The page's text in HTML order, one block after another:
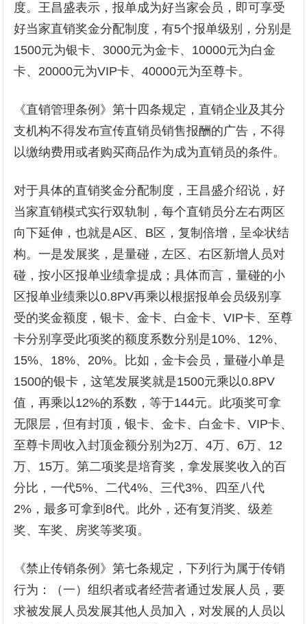
度。王昌盛表示，报单成为好当家会员，即可享受
好当家直销奖金分配制度，有5个报单级别，分别是
1500元为银卡、3000元为金卡、10000元为白金
卡、20000元为VIP卡、40000元为至尊卡。
《直销管理条例》第十四条规定，直销企业及其分
支机构不得发布宣传直销员销售报酬的广告，不得
以缴纳费用或者购买商品作为成为直销员的条件。
对于具体的直销奖金分配制度，王昌盛介绍说，好
当家直销模式实行双轨制，每个直销员分左右两区
向下延伸，也就是A区、B区，复制倍增，呈伞状结
构。一是发展奖，是量碰，左区、右区新增人员对
碰，按小区报单业绩拿提成；具体而言，量碰的小
区报单业绩乘以0.8PV再乘以根据报单会员级别享
受的奖金额度，银卡、金卡、白金卡、VIP卡、至尊
卡分别享受此项奖的额度系数分别是10%、12%、
15%、18%、20%。比如，金卡会员，量碰小单是
1500的银卡，这笔发展奖就是1500元乘以0.8PV
值，再乘以12%的系数，等于144元。此项奖可拿
无限层，但有封顶，银卡、金卡、白金卡、VIP卡、
至尊卡周收入封顶金额分别为2万、4万、6万、12
万、15万。第二项奖是培育奖，拿发展奖收入的百
分比，一代5%、二代4%、三代3%、四至八代
2%，最多可拿到8代。此外，还有复消奖、级差
奖、车奖、房奖等奖项。
《禁止传销条例》第七条规定，下列行为属于传销
行为：（一）组织者或者经营者通过发展人员，要
求被发展人员发展其他人员加入，对发展的人员以